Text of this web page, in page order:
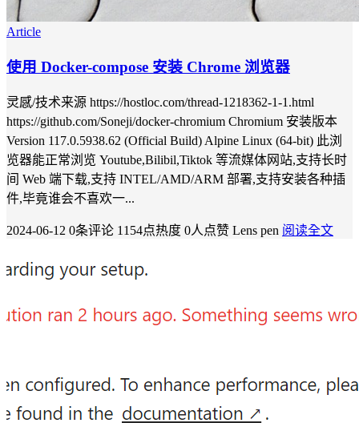
Article
使用 Docker-compose 安装 Chrome 浏览器
灵感/技术来源 https://hostloc.com/thread-1218362-1-1.html
https://github.com/Soneji/docker-chromium Chromium 安装版本
Version 117.0.5938.62 (Official Build) Alpine Linux (64-bit) 此浏
览器能正常浏览 Youtube,Bilibil,Tiktok 等流媒体网站,支持长时
间 Web 端下载,支持 INTEL/AMD/ARM 部署,支持安装各种插
件,毕竟谁会不喜欢一...
2024-06-12 0条评论 1154点热度 0人点赞 Lens pen 阅读全文